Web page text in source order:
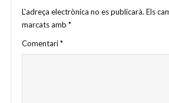
L'adreça electrònica no es publicarà. Els
marcats amb *
Comentari*